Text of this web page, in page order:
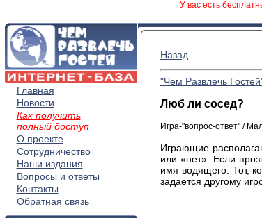
У вас есть
Главная
Новости
Как получить
полный доступ
О проекте
Сотрудничество
Наши издания
Вопросы и ответы
Контакты
Обратная связь
Назад
"Чем Развлечь
Люб ли сосед?
Игра-"вопрос-ответ" /
Играющие
или «нет». Если
имя водящего. Тот,
задается другому